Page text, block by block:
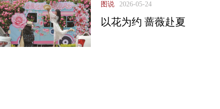
图说 2026-05-24
以花为约 蔷薇赴夏